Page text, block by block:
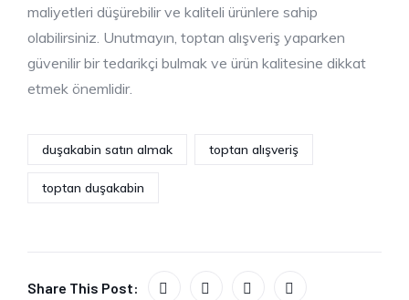
maliyetleri düşürebilir ve kaliteli ürünlere sahip
olabilirsiniz. Unutmayın, toptan alışveriş yaparken
güvenilir bir tedarikçi bulmak ve ürün kalitesine dikkat
etmek önemlidir.
duşakabin satın almak toptan alışveriş
toptan duşakabin
Share This Post: